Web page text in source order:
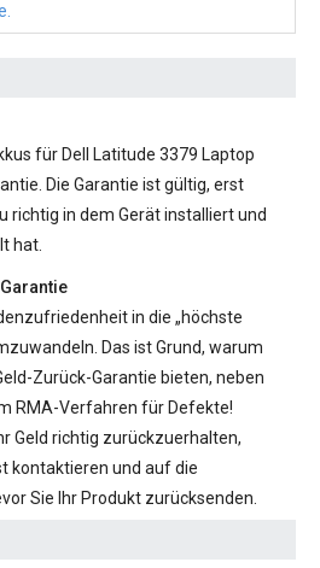
für Dell Latitude 3379 Laptop
Die Garantie ist gültig, erst
richtig in dem Gerät installiert und
hat.
in die „höchste
Das ist Grund, warum
Zurück-Garantie bieten, neben
RMA-Verfahren für Defekte!
Geld richtig zurückzuerhalten,
kontaktieren und auf die
Sie Ihr Produkt zurücksenden.